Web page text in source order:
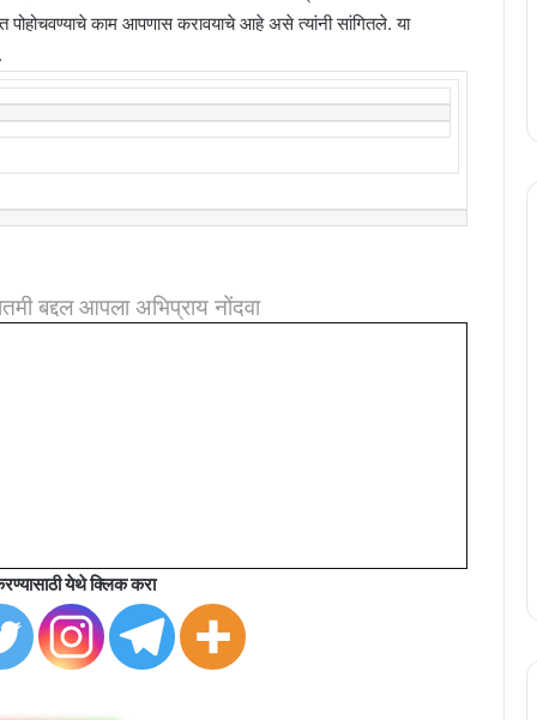
पोहोचवण्याचे काम आपणास करावयाचे आहे असे त्यांनी सांगितले. या
बद्दल आपला अभिप्राय नोंदवा
येथे क्लिक करा